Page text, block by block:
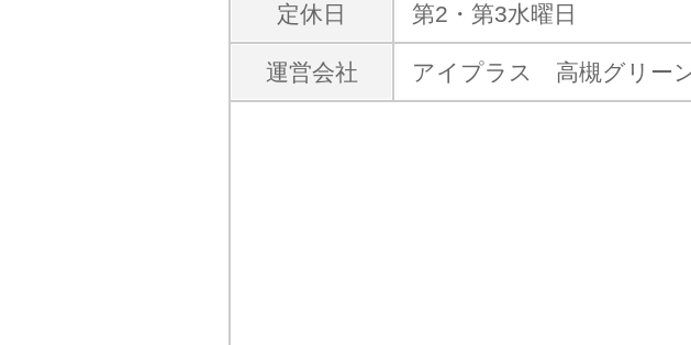
定休日 第2・第3水曜日
運営会社 アイプラス 高槻グリー